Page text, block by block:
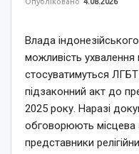
Влада
можливість ухвалення
стосуватимуться
підзаконний акт до
2025 року. Наразі
обговорюють місцева
представники